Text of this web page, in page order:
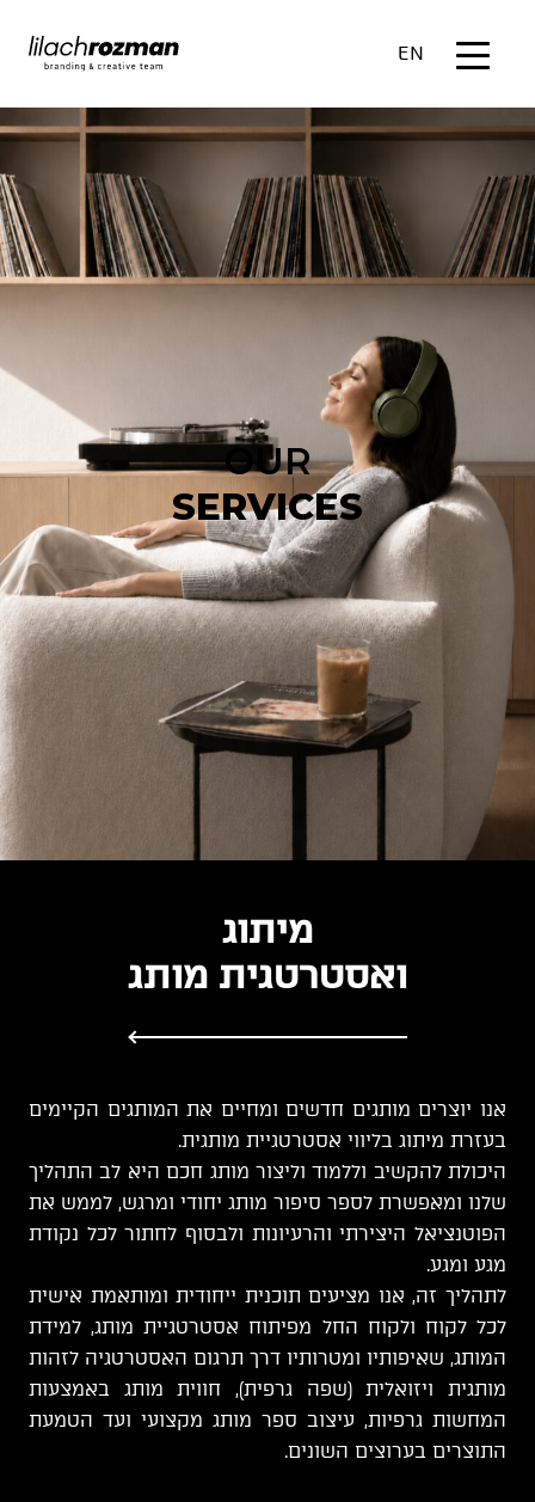
EN
OUR
SERVICES
מיתוג
ואסטרטגית מותג
אנו יוצרים מותגים חדשים ומחיים את המותגים הקיימים
בעזרת מיתוג בליווי אסטרטגיית מותגית.
היכולת להקשיב וללמוד וליצור מותג חכם היא לב התהליך
שלנו ומאפשרת לספר סיפור מותג יחודי ומרגש, לממש את
הפוטנציאל היצירתי והרעיונות ולבסוף לחתור לכל נקודת
מגע ומגע.
לתהליך זה, אנו מציעים תוכנית ייחודית ומותאמת אישית
לכל לקוח ולקוח החל מפיתוח אסטרטגיית מותג, למידת
המותג, שאיפותיו ומטרותיו דרך תרגום האסטרטגיה לזהות
מותגית ויזואלית (שפה גרפית), חווית מותג באמצעות
המחשות גרפיות, עיצוב ספר מותג מקצועי ועד הטמעת
התוצרים בערוצים השונים.